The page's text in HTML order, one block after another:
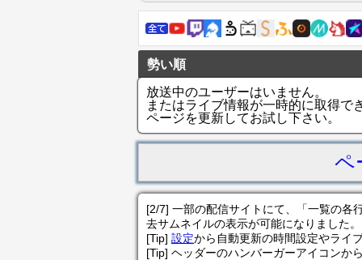
勢い順
放送中のユーザーはいません。
またはライブ情報が一時的に取得で
ページを更新してお試し下さい。
ペ
[2/7] 一部の配信サイトにて、「一覧の各
去サムネイルの表示が可能になりました。
[Tip] 設定から自動更新の時間設定やライ
[Tip] ヘッダーのハンバーガーアイコンか